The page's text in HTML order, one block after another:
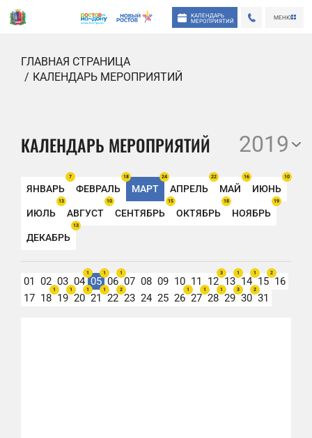
КАЛЕНДАРЬ
МЕРОПРИЯТИЙ
МЕНЮ
ГЛАВНАЯ СТРАНИЦА
КАЛЕНДАРЬ МЕРОПРИЯТИЙ
КАЛЕНДАРЬ МЕРОПРИЯТИЙ 2019
ЯНВАРЬ
7
ФЕВРАЛЬ
18
МАРТ
24
АПРЕЛЬ
22
МАЙ
16
ИЮНЬ
10
ИЮЛЬ
13
АВГУСТ
10
СЕНТЯБРЬ
15
ОКТЯБРЬ
18
НОЯБРЬ
19
ДЕКАБРЬ
13
01 02 03 04
1
05
1
06
1
07 08 09 10 11 12
3
13
1
14
1
15
2
16
17 18
1
19
1
20
1
21
1
22
2
23 24 25 26
1
27
1
28
1
29
3
30
2
31